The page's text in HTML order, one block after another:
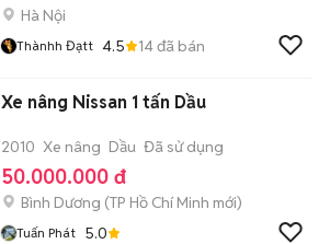
Hà Nội
Thànhh Đạtt 4.5 14đã bán
Xe nâng Nissan 1 tấn Dầu
2010 Xe nâng Dầu Đã sử dụng
50.000.000 đ
Bình Dương (TP Hồ Chí Minh mới)
Tuấn Phát 5.0